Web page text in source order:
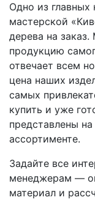
Одно из главных
мастерской
дерева на
продукцию
отвечает всем
цена наших
самых
купить и уже
представлены
ассортименте.
Задайте все
менеджерам —
материал и